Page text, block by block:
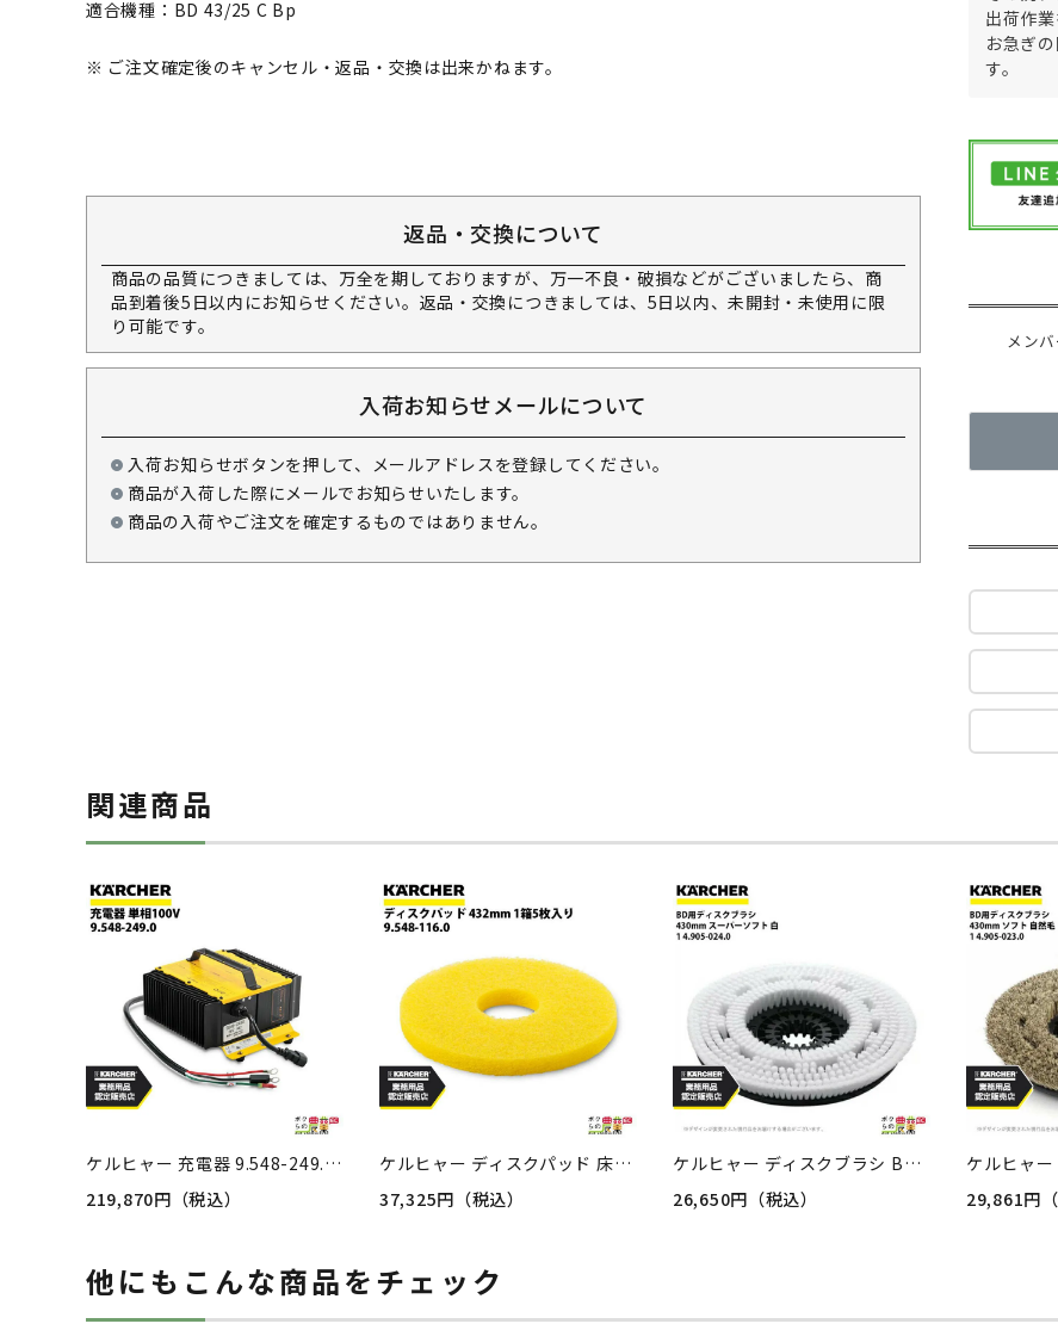
適合機種：BD 43/25 C Bp
※ ご注文確定後のキャンセル・返品・交換は出来かねます。
返品・交換について
商品の品質につきましては、万全を期しておりますが、万一不良・破損などがございましたら、商
品到着後5日以内にお知らせください。返品・交換につきましては、5日以内、未開封・未使用に限
り可能です。
入荷お知らせメールについて
入荷お知らせボタンを押して、メールアドレスを登録してください。
商品が入荷した際にメールでお知らせいたします。
商品の入荷やご注文を確定するものではありません。
出荷作業
お急ぎ
す。
メン
関連商品
ケルヒャー 充電器 9.548-249.0 床洗浄機用 RS Bp BR 55/40 RS Bp用 洗浄機 アクセサリ 床洗浄機 KAERCHER
219,870円（税込）
ケルヒャー ディスクパッド 床洗浄機用 432mm ワックス表面磨き用 レモンイエロー 1箱5枚入り 9.548-116.0 KAERCHER
37,325円（税込）
ケルヒャー ディスクブラシ BR用 4.905-024.0 床洗浄機用 430mm スーパーソフト 白 洗浄機 アクセサリ 床洗浄機 KAERCHER
26,650円（税込）
29,861円（
他にもこんな商品をチェック